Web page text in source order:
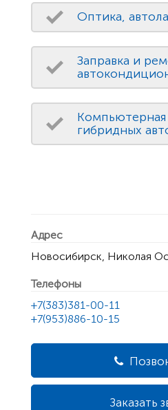
Оптика,
Заправка и
Компьютерная
гибридных
Адрес
Новосибирск, Николая
Телефоны
+7(383)381-00-11
+7(953)886-10-15
Заказать